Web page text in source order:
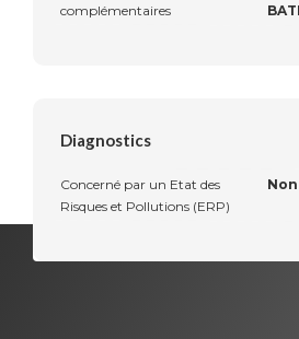
complémentaires
Diagnostics
Concerné par un Etat des
Risques et Pollutions (ERP)
Non